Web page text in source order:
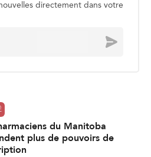
directement dans votre
Envoyer
du Manitoba
plus de pouvoirs de